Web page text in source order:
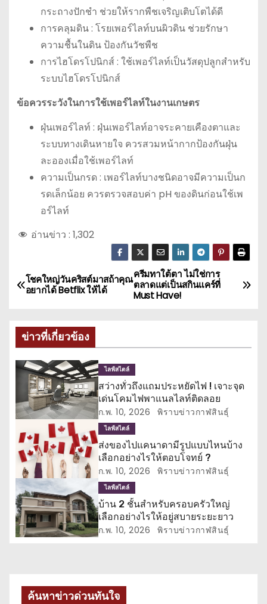
กระถางปักชำ ช่วยให้รากพืชเจริญเติบโตได้ดี
การคลุมดิน : โรยเพอร์ไลท์บนผิวดิน ช่วยรักษา
ความชื้นในดิน ป้องกันวัชพืช
การไฮโดรโปนิกส์ : ใช้เพอร์ไลท์เป็นวัสดุปลูกสำหรับ
ระบบไฮโดรโปนิกส์
ข้อควรระวังในการใช้เพอร์ไลท์ในงานเกษตร
ฝุ่นเพอร์ไลท์ : ฝุ่นเพอร์ไลท์อาจระคายเคืองตาและ
ระบบทางเดินหายใจ ควรสวมหน้ากากป้องกันฝุ่น
ละอองเมื่อใช้เพอร์ไลท์
ความเป็นกรด : เพอร์ไลท์บางชนิดอาจมีความเป็นก
รดเล็กน้อย ควรตรวจสอบค่า pH ของดินก่อนใช้เพ
อร์ไลท์
อ่านข่าว : 1,302
แ
ะ
แ
น
ว
เ
รื่
อ
ง
ครีมทาใต้ตา ไม่ใช่การ
ตลาดแต่เป็นสกินแคร์ที่
Must Have!
โชคใหญ่วันคริสต์มาสถ้าคุณ
อยากได้ Betflix ให้ได้
ข่าวที่เกี่ยวข้อง
ไลฟ์สไตล์
สว่างทั่วถึงแถมประหยัดไฟ ! เจาะจุด
เด่นโคมไฟพาแนลไลท์ติดลอย
ก.พ. 10, 2026 พิราบข่าวกาฬสินธุ์
ไลฟ์สไตล์
ส่งของไปแคนาดามีรูปแบบไหนบ้าง
เลือกอย่างไรให้ตอบโจทย์ ?
ก.พ. 10, 2026 พิราบข่าวกาฬสินธุ์
ไลฟ์สไตล์
บ้าน 2 ชั้นสำหรับครอบครัวใหญ่
เลือกอย่างไรให้อยู่สบายระยะยาว
ก.พ. 10, 2026 พิราบข่าวกาฬสินธุ์
ค้นหาข่าวด่วนทันใจ